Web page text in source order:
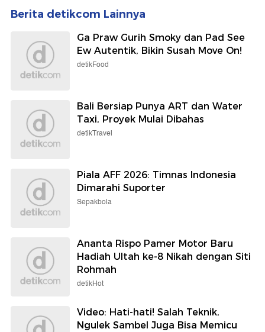
Berita detikcom Lainnya
Ga Praw Gurih Smoky dan Pad See
Ew Autentik, Bikin Susah Move On!
detikFood
Bali Bersiap Punya ART dan Water
Taxi, Proyek Mulai Dibahas
detikTravel
Piala AFF 2026: Timnas Indonesia
Dimarahi Suporter
Sepakbola
Ananta Rispo Pamer Motor Baru
Hadiah Ultah ke-8 Nikah dengan Siti
Rohmah
detikHot
Video: Hati-hati! Salah Teknik,
Ngulek Sambel Juga Bisa Memicu